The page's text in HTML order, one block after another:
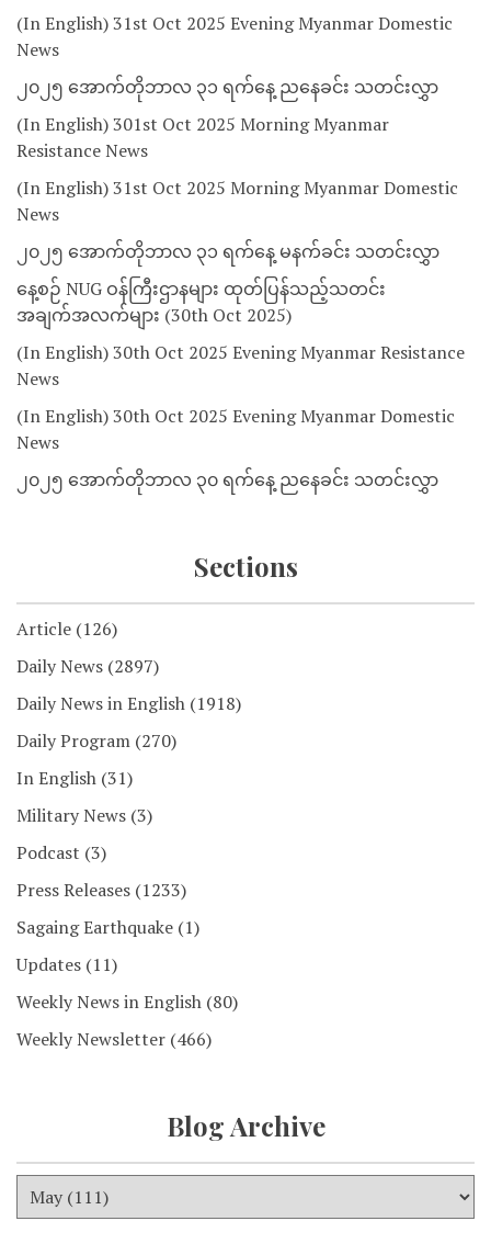
(In English) 31st Oct 2025 Evening Myanmar Domestic
News
၂၀၂၅ အောက်တိုဘာလ ၃၁ ရက်နေ့ ညနေခင်း သတင်းလွှာ
(In English) 301st Oct 2025 Morning Myanmar
Resistance News
(In English) 31st Oct 2025 Morning Myanmar Domestic
News
၂၀၂၅ အောက်တိုဘာလ ၃၁ ရက်နေ့ မနက်ခင်း သတင်းလွှာ
နေ့စဉ် NUG ဝန်ကြီးဌာနများ ထုတ်ပြန်သည့်သတင်း
အချက်အလက်များ (30th Oct 2025)
(In English) 30th Oct 2025 Evening Myanmar Resistance
News
(In English) 30th Oct 2025 Evening Myanmar Domestic
News
၂၀၂၅ အောက်တိုဘာလ ၃၀ ရက်နေ့ ညနေခင်း သတင်းလွှာ
Sections
Article (126)
Daily News (2897)
Daily News in English (1918)
Daily Program (270)
In English (31)
Military News (3)
Podcast (3)
Press Releases (1233)
Sagaing Earthquake (1)
Updates (11)
Weekly News in English (80)
Weekly Newsletter (466)
Blog Archive